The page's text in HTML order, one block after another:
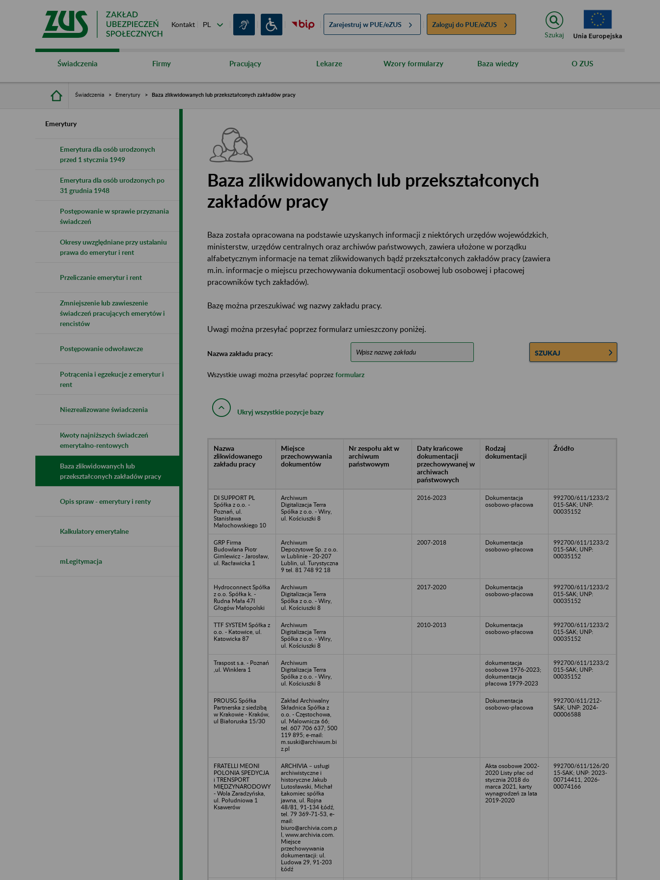
Kontakt Zarejestruj w PUE/eZUS Zaloguj do PUE/eZUS
Szukaj
Świadczenia Firmy Pracujący Lekarze Wzory formularzy Baza wiedzy O ZUS
Świadczenia Emerytury Baza zlikwidowanych lub przekształconych zakładów pracy
Emerytury
Emerytura dla osób urodzonych
przed 1 stycznia 1949
Emerytura dla osób urodzonych po
31 grudnia 1948
Postępowanie w sprawie przyznania
świadczeń
Okresy uwzględniane przy ustalaniu
prawa do emerytur i rent
Przeliczanie emerytur i rent
Zmniejszenie lub zawieszenie
świadczeń pracujących emerytów i
rencistów
Postępowanie odwoławcze
Potrącenia i egzekucje z emerytur i
rent
Niezrealizowane świadczenia
Kwoty najniższych świadczeń
emerytalno-rentowych
Baza zlikwidowanych lub
przekształconych zakładów pracy
Opis spraw - emerytury i renty
Kalkulatory emerytalne
mLegitymacja
Baza zlikwidowanych lub przekształconych
zakładów pracy
Baza została opracowana na podstawie uzyskanych informacji z niektórych urzędów wojewódzkich,
ministerstw, urzędów centralnych oraz archiwów państwowych, zawiera ułożone w porządku
alfabetycznym informacje na temat zlikwidowanych bądź przekształconych zakładów pracy (zawiera
m.in. informacje o miejscu przechowywania dokumentacji osobowej lub osobowej i płacowej
pracowników tych zakładów).
Bazę można przeszukiwać wg nazwy zakładu pracy.
Uwagi można przesyłać poprzez formularz umieszczony poniżej.
Nazwa zakładu pracy: SZUKAJ
Wszystkie uwagi można przesyłać poprzez formularz
Ukryj wszystkie pozycje bazy
Nazwa
zlikwidowanego
zakładu pracy
Miejsce
przechowywania
dokumentów
Nr zespołu akt w
archiwum
państwowym
Daty krańcowe
dokumentacji
przechowywanej w
archiwach
państwowych
Rodzaj
dokumentacji
Źródło
DI SUPPORT PL
Spółka z o.o. -
Poznań, ul.
Stanisława
Małochowskiego 10
Archiwum
Digitalizacja Terra
Spólka z o.o. - Wiry,
ul. Kościuszki 8
2016-2023
Dokumentacja
osobowo-płacowa
992700/611/1233/2
015-SAK; UNP:
00035152
GRP Firma
Budowlana Piotr
Gimlewicz - Jarosław,
ul. Racławicka 1
Archiwum
Depozytowe Sp. z o.o.
w Lublinie - 20-207
Lublin, ul. Turystyczna
9 tel. 81 748 92 18
2007-2018
Dokumentacja
osobowo-płacowa
992700/611/1233/2
015-SAK; UNP:
00035152
Hydroconnect Spółka
z o.o. Spółka k. -
Rudna Mała 47I
Głogów Małopolski
Archiwum
Digitalizacja Terra
Spólka z o.o. - Wiry,
ul. Kościuszki 8
2017-2020
Dokumentacja
osobowo-płacowa
992700/611/1233/2
015-SAK; UNP:
00035152
TTF SYSTEM Spółka z
o.o. - Katowice, ul.
Katowicka 87
Archiwum
Digitalizacja Terra
Spólka z o.o. - Wiry,
ul. Kościuszki 8
2010-2013
Dokumentacja
osobowo-płacowa
992700/611/1233/2
015-SAK; UNP:
00035152
Traspost s.a. - Poznań
,ul. Winklera 1
Archiwum
Digitalizacja Terra
Spólka z o.o. - Wiry,
ul. Kościuszki 8
dokumentacja
osobowa 1976-2023;
dokumentacja
płacowa 1979-2023
992700/611/1233/2
015-SAK; UNP:
00035152
PROUSG Spółka
Partnerska z siedzibą
w Krakowie - Kraków,
ul Białoruska 15/30
Zakład Archiwalny
Składnica Spółka z
o.o. - Częstochowa,
ul. Malownicza 66;
tel. 607 706 637; 500
119 895; e-mail:
m.suski@archiwum.bi
z.pl
Dokumentacja
osobowo-płacowa
992700/611/212-
SAK; UNP: 2024-
00006588
FRATELLI MEONI
POLONIA SPEDYCJA
i TRENSPORT
MIĘDZYNARODOWY
- Wola Zaradzyńska,
ul. Południowa 1
Ksawerów
ARCHIVIA – usługi
archiwistyczne i
historyczne Jakub
Lutosławski, Michał
Łakomiec spółka
jawna, ul. Rojna
48/81, 91-134 Łódź,
tel. 79 369-71-53, e-
mail:
biuro@archivia.com.p
l, www.archivia.com.
Miejsce
przechowywania
dokumentacji: ul.
Ludowa 29, 91-203
Łódź
Akta osobowe 2002-
2020 Listy płac od
stycznia 2018 do
marca 2021, karty
wynagrodzeń za lata
2019-2020
992700/611/126/20
15-SAK; UNP: 2023-
00714411, 2026-
00074166